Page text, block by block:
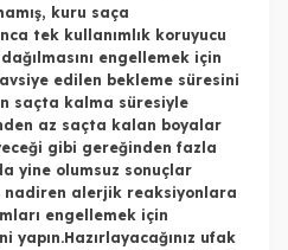
kuru saça
tek kullanımlık koruyucu
engellemek için
edilen bekleme süresini
saçta kalma süresiyle
az saçta kalan boyalar
gibi gereğinden fazla
yine olumsuz sonuçlar
nadiren alerjik reaksiyonlara
engellemek için
yapın.Hazırlayacağınız ufak